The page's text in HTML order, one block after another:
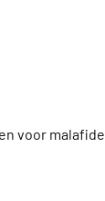
voor malafide